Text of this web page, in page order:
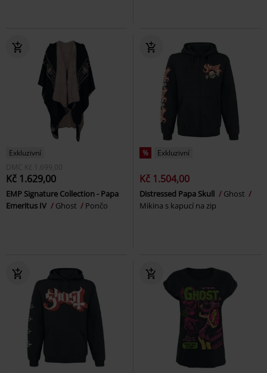
Exkluzivní
DMC
Kč 1.699,00
Kč 1.629,00
EMP Signature Collection - Papa
Emeritus IV
Ghost Pončo
% Exkluzivní
Kč 1.504,00
Distressed Papa Skull
Ghost
Mikina s kapucí na zip